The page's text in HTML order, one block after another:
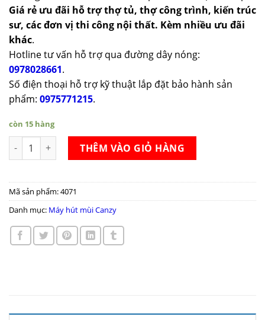
Giá rẻ ưu đãi hỗ trợ thợ tủ, thợ công trình, kiến trúc
sư, các đơn vị thi công nội thất. Kèm nhiều ưu đãi
khác.
Hotline tư vấn hỗ trợ qua đường dây nóng:
0978028661.
Số điện thoại hỗ trợ kỹ thuật lắp đặt bảo hành sản
phẩm: 0975771215.
còn 15 hàng
Máy hút mùi Canzy CZ-B09 số lượng
THÊM VÀO GIỎ HÀNG
Mã sản phẩm:4071
Danh mục: Máy hút mùi Canzy